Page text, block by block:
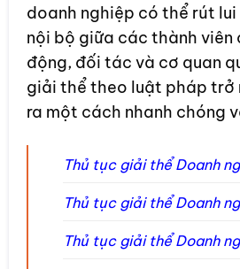
doanh nghiệp có thể rút
nội bộ giữa các thành viên
động, đối tác và cơ quan
giải thể theo luật pháp trở
ra một cách nhanh chóng
Thủ tục giải thể Doanh
Thủ tục giải thể Doanh
Thủ tục giải thể Doanh